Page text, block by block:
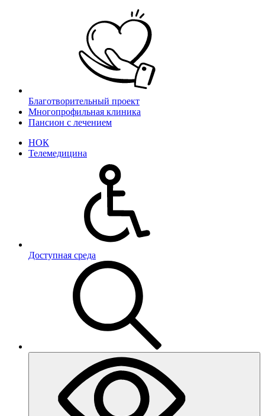
Благотворительный проект
Многопрофильная клиника
Пансион с лечением
НОК
Телемедицина
Доступная среда